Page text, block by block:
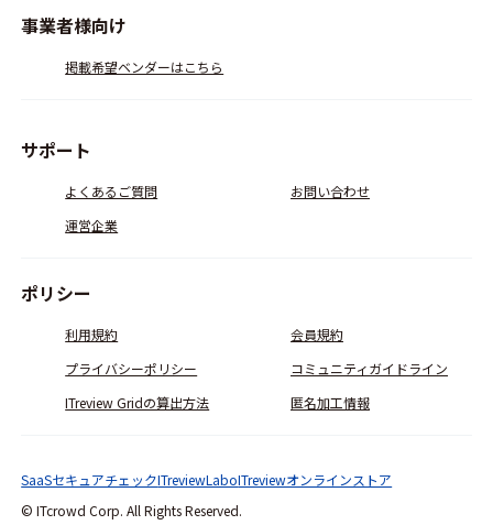
事業者様向け
掲載希望ベンダーはこちら
サポート
よくあるご質問
お問い合わせ
運営企業
ポリシー
利用規約
会員規約
プライバシーポリシー
コミュニティガイドライン
ITreview Gridの算出方法
匿名加工情報
© ITcrowd Corp. All Rights Reserved.
SaaSセキュアチェックITreviewLaboITreviewオンラインストア